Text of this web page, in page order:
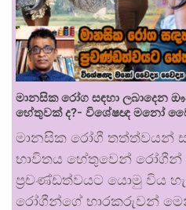
මානසික රෝග සඳහා ලබාදෙන
හේතුවක් ද?- විශේෂඥ මනෝ
මානසික රෝගී තත්ත්වයන්
භාවිතය හේතුවෙන් රෝගීන්
ප්‍රචණ්ඩත්වයට යොමු විය
රෝගීන්ගේ භාරකරුවන්